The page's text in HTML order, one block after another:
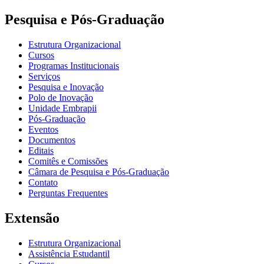
Pesquisa e Pós-Graduação
Estrutura Organizacional
Cursos
Programas Institucionais
Serviços
Pesquisa e Inovação
Polo de Inovação
Unidade Embrapii
Pós-Graduação
Eventos
Documentos
Editais
Comitês e Comissões
Câmara de Pesquisa e Pós-Graduação
Contato
Perguntas Frequentes
Extensão
Estrutura Organizacional
Assistência Estudantil